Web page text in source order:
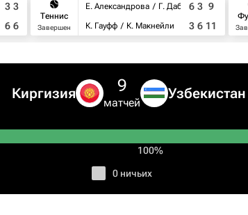
3 3
6 6
Теннис
Завершен
Е. Александрова
Г. Дабровски
К. Гауфф
К. Макнейли
6 3 9
3 6 11
Киргизия 9
матчей
Узбекистан
100%
0 ничьих